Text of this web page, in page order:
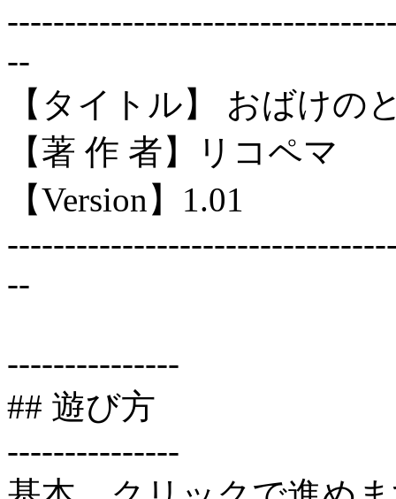
--
【タイトル】 おばけの
【著 作 者】リコペマ
【Version】1.01
--
---------------
## 遊び方
---------------